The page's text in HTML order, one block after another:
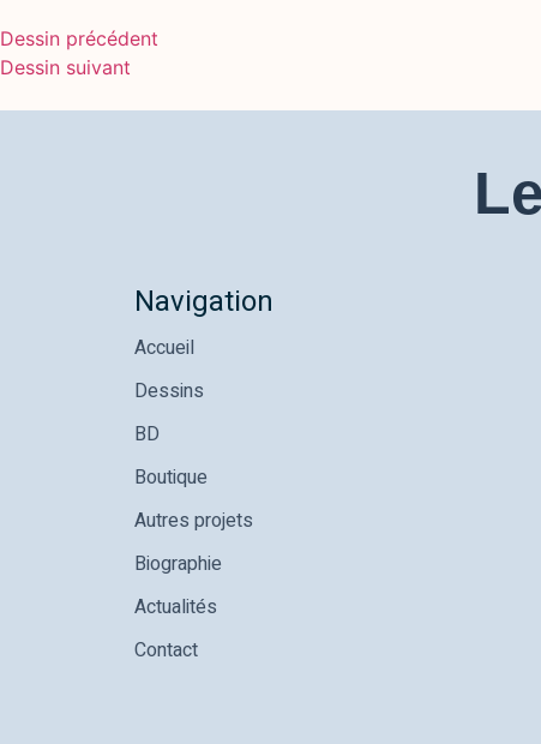
Dessin précédent
Dessin suivant
Navigation
Accueil
Dessins
BD
Boutique
Autres projets
Biographie
Actualités
Contact